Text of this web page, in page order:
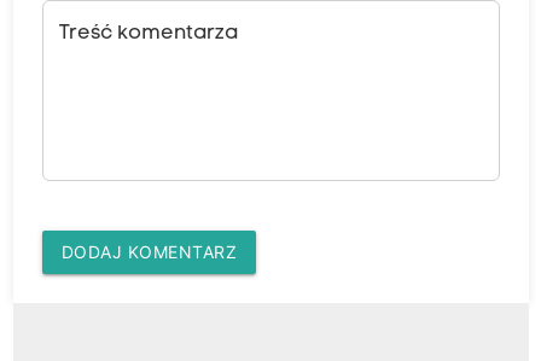
Treść komentarza
DODAJ KOMENTARZ